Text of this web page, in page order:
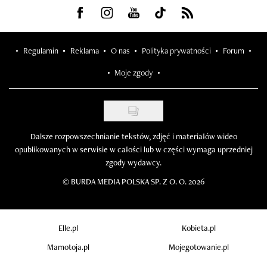
Visit us on Facebook
Visit us on Instagram
Visit us on Youtube
Visit us on Tiktok
Visit us on Rss
Regulamin Reklama O nas Polityka prywatności Forum
Moje zgody
Dalsze rozpowszechnianie tekstów, zdjęć i materiałów wideo
opublikowanych w serwisie w całości lub w części wymaga uprzedniej
zgody wydawcy.
© BURDA MEDIA POLSKA SP. Z O. O. 2026
Elle.pl
Kobieta.pl
Mamotoja.pl
Mojegotowanie.pl